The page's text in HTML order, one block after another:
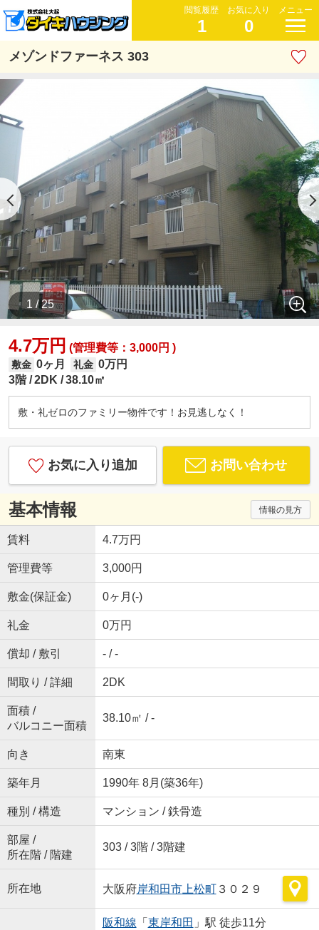
閲覧履歴
1
お気に入り
0
メニュー
メゾンドファーネス 303
1 / 25
4.7万円 (管理費等：3,000円 )
敷金 0ヶ月 礼金 0万円
3階 2DK 38.10㎡
敷・礼ゼロのファミリー物件です！お見逃しなく！
お気に入り追加 お問い合わせ
基本情報 情報の見方
賃料 4.7万円
管理費等 3,000円
敷金(保証金) 0ヶ月(-)
礼金 0万円
償却 / 敷引 - / -
間取り / 詳細 2DK
面積 /
バルコニー面積
38.10㎡ / -
向き 南東
築年月 1990年 8月(築36年)
種別 / 構造 マンション / 鉄骨造
部屋 /
所在階 / 階建
303 / 3階 / 3階建
所在地 大阪府岸和田市上松町３０２９
阪和線 「 東岸和田 」駅 徒歩11分